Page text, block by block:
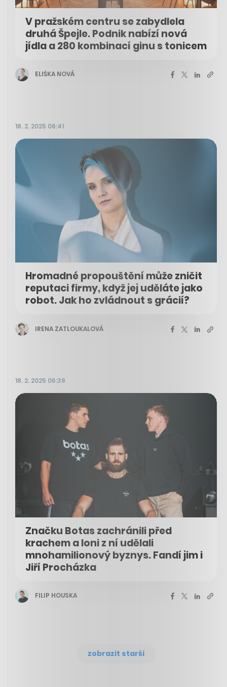
V pražském centru se zabydlela
druhá Špejle. Podnik nabízí nová
jídla a 280 kombinací ginu s tonicem
ELIŠKA NOVÁ
18. 2. 2025 06:41
Hromadné propouštění může zničit
reputaci firmy, když jej uděláte jako
robot. Jak ho zvládnout s grácií?
IRENA ZATLOUKALOVÁ
18. 2. 2025 06:38
Značku Botas zachránili před
krachem a loni z ní udělali
mnohamilionový byznys. Fandí jim i
Jiří Procházka
FILIP HOUSKA
zobrazit starší